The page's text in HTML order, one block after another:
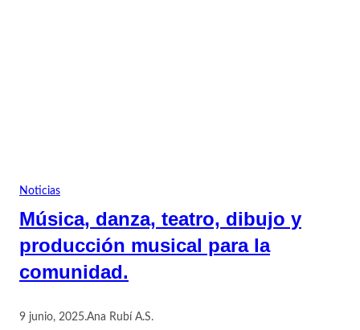
Noticias
Música, danza, teatro, dibujo y
producción musical para la
comunidad.
9 junio, 2025.Ana Rubí A.S.